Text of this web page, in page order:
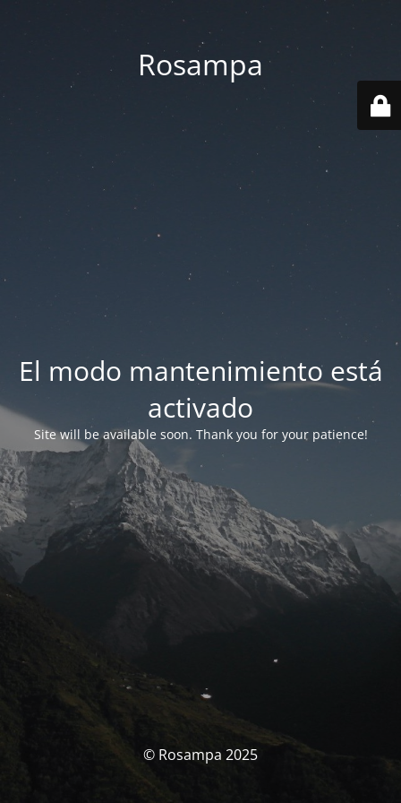
Rosampa
El modo mantenimiento está
activado
Site will be available soon. Thank you for your patience!
© Rosampa 2025